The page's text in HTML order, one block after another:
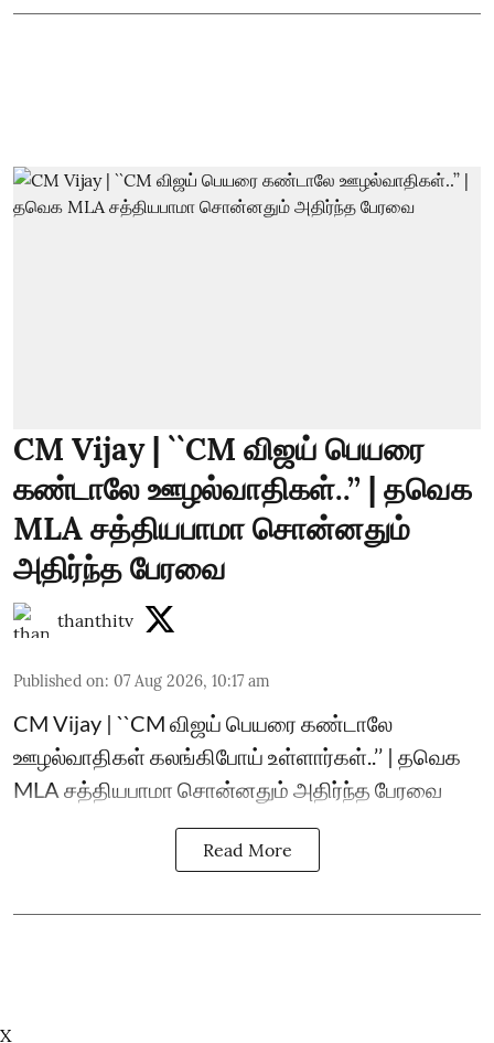
CM Vijay | ``CM விஜய் பெயரை
கண்டாலே ஊழல்வாதிகள்..’’ | தவெக
MLA சத்தியபாமா சொன்னதும்
அதிர்ந்த பேரவை
thanthitv
Published on: 07 Aug 2026, 10:17 am
CM Vijay | ``CM விஜய் பெயரை கண்டாலே
ஊழல்வாதிகள் கலங்கிபோய் உள்ளார்கள்..’’ | தவெக
MLA சத்தியபாமா சொன்னதும் அதிர்ந்த பேரவை
Read More
X